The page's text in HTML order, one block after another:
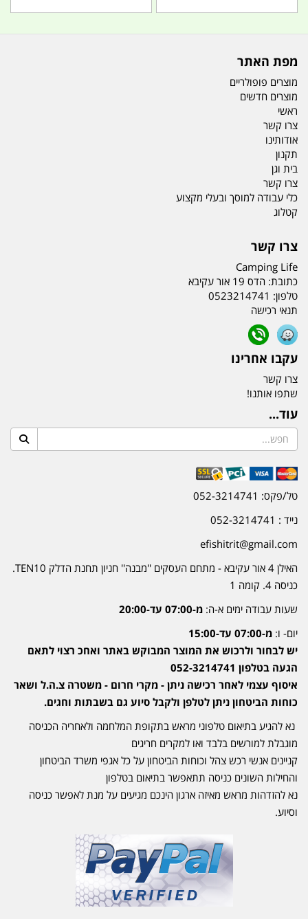
מפת האתר
מוצרים פופולריים
מוצרים חדשים
ראשי
צרו קשר
אודותינו
תקנון
בית וגן
צרו קשר
כלי עבודה למוסך ובעלי מקצוע
קטלוג
צרו קשר
Camping Life
כתובת: הדס 19 אור עקיבא
טלפון: 0523214741
תנאי רכישה
עקבו אחרינו
צרו קשר
שתפו אותנו!
עוד...
טל/פקס: 052-3214741
נייד : 052-3214741
efishitrit@gmail.com
האילן 4 אור עקיבא - מתחם העסקים ''מבנה'' חניון תחנת הדלק TEN10.
כניסה 4. קומה 1
שעות עבודה ימים א-ה: מ-07:00 עד-20:00
יום- ו: מ-07:00 עד-15:00
יש לבחור ולרכוש את המוצר המבוקש באתר ואחכ רצוי לתאם
הגעה בטלפון 052-3214741
איסוף עצמי לאחר רכישה ניתן - מקרי חרום - משטרה צ.ה.ל ושאר
כוחות הביטחון ניתן לטלפן ולקבל סיוע גם בשבתות וחגים.
נא להגיע בתיאום טלפוני מראש בתקופת המלחמה ולאחריה הכניסה
מוגבלת למורשים בלבד ואו למקרים חריגים
קניינים אנשי רכש צהל וכוחות הביטחון על כל אגפי משרד הביטחון
והחילות השונים כניסה תתאפשר בתיאום בטלפון
נא להזדהות מראש מאיזה ארגון הינכם מגיעים על מנת לאפשר כניסה
וסיוע.